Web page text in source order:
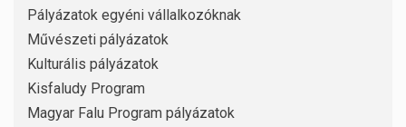
Pályázatok egyéni vállalkozóknak
Művészeti pályázatok
Kulturális pályázatok
Kisfaludy Program
Magyar Falu Program pályázatok